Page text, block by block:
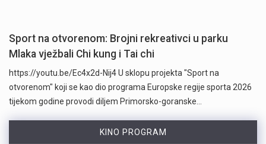
Sport na otvorenom: Brojni rekreativci u parku
Mlaka vježbali Chi kung i Tai chi
https://youtu.be/Ec4x2d-Nij4 U sklopu projekta "Sport na
otvorenom" koji se kao dio programa Europske regije sporta 2026
tijekom godine provodi diljem Primorsko-goranske…
KINO PROGRAM